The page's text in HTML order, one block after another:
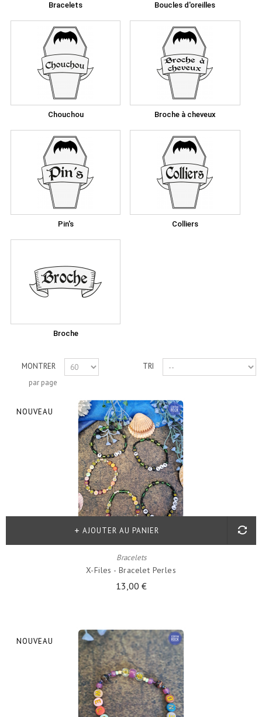
Bracelets Boucles d'oreilles
Chouchou Broche à cheveux
Pin's Colliers
Broche
TRI
MONTRER
par page
NOUVEAU
Bracelets
X-Files - Bracelet Perles
13,00 €
AJOUTER AU PANIER
NOUVEAU